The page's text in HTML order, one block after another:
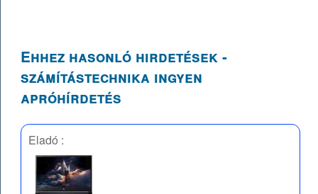
Ehhez hasonló hirdetések -
számítástechnika ingyen
apróhírdetés
Eladó :